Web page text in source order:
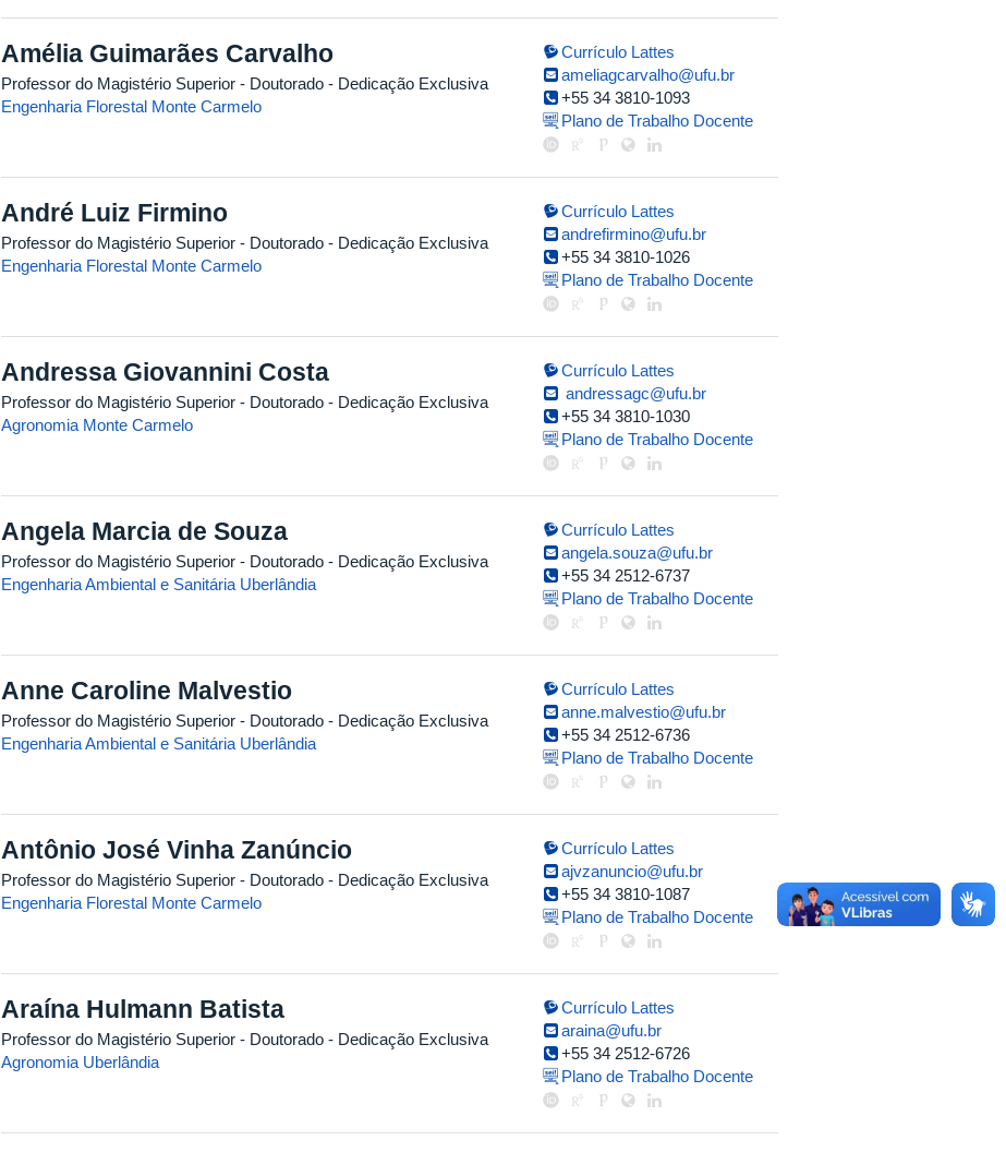
Amélia Guimarães Carvalho
Professor do Magistério Superior - Doutorado - Dedicação Exclusiva
Engenharia Florestal Monte Carmelo
Currículo Lattes
ameliagcarvalho@ufu.br
+55 34 3810-1093
Plano de Trabalho Docente
André Luiz Firmino
Professor do Magistério Superior - Doutorado - Dedicação Exclusiva
Engenharia Florestal Monte Carmelo
Currículo Lattes
andrefirmino@ufu.br
+55 34 3810-1026
Plano de Trabalho Docente
Andressa Giovannini Costa
Professor do Magistério Superior - Doutorado - Dedicação Exclusiva
Agronomia Monte Carmelo
Currículo Lattes
andressagc@ufu.br
+55 34 3810-1030
Plano de Trabalho Docente
Angela Marcia de Souza
Professor do Magistério Superior - Doutorado - Dedicação Exclusiva
Engenharia Ambiental e Sanitária Uberlândia
Currículo Lattes
angela.souza@ufu.br
+55 34 2512-6737
Plano de Trabalho Docente
Anne Caroline Malvestio
Professor do Magistério Superior - Doutorado - Dedicação Exclusiva
Engenharia Ambiental e Sanitária Uberlândia
Currículo Lattes
anne.malvestio@ufu.br
+55 34 2512-6736
Plano de Trabalho Docente
Antônio José Vinha Zanúncio
Professor do Magistério Superior - Doutorado - Dedicação Exclusiva
Engenharia Florestal Monte Carmelo
Currículo Lattes
ajvzanuncio@ufu.br
+55 34 3810-1087
Plano de Trabalho Docente
Araína Hulmann Batista
Professor do Magistério Superior - Doutorado - Dedicação Exclusiva
Agronomia Uberlândia
Currículo Lattes
araina@ufu.br
+55 34 2512-6726
Plano de Trabalho Docente